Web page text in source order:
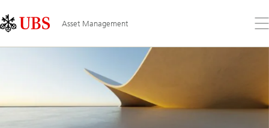
Links
Area
Asset Management
le